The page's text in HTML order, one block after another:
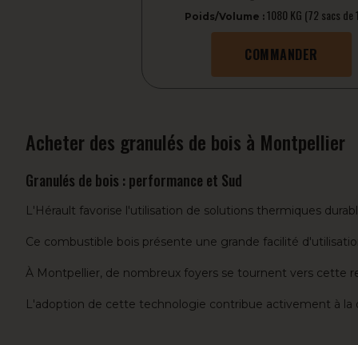
Poids/Volume :1080 KG (72 sacs de
COMMANDER
Acheter des granulés de bois à Montpellier
Granulés de bois : performance et Sud
L'Hérault favorise l'utilisation de solutions thermiques
Ce combustible bois présente une grande facilité
À Montpellier, de nombreux foyers se tournent vers cette
L'adoption de cette technologie contribue activement à